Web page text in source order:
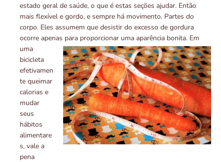
estado geral de saúde, o que é estas seções ajudar. Então
mais flexível e gordo, e sempre há movimento. Partes do
corpo. Eles assumem que desistir do excesso de gordura
ocorre apenas para proporcionar uma aparência bonita. Em
uma
bicicleta
efetivamen
te queimar
calorias e
mudar
seus
hábitos
alimentare
s, vale a
pena